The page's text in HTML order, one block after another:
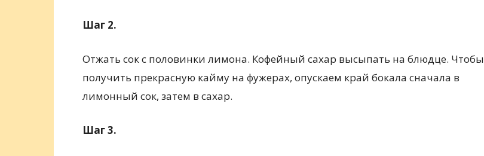
Шаг 2.
Отжать сок с половинки лимона. Кофейный сахар высыпать на блюдце. Чтобы
получить прекрасную кайму на фужерах, опускаем край бокала сначала в
лимонный сок, затем в сахар.
Шаг 3.